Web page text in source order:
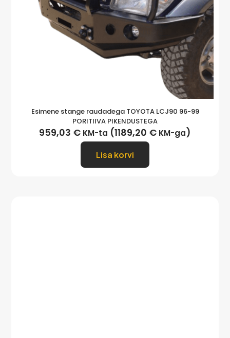
Esimene stange raudadega TOYOTA LCJ90 96-99
PORITIIVA PIKENDUSTEGA
959,03 € KM-ta (1189,20 € KM-ga)
Lisa korvi